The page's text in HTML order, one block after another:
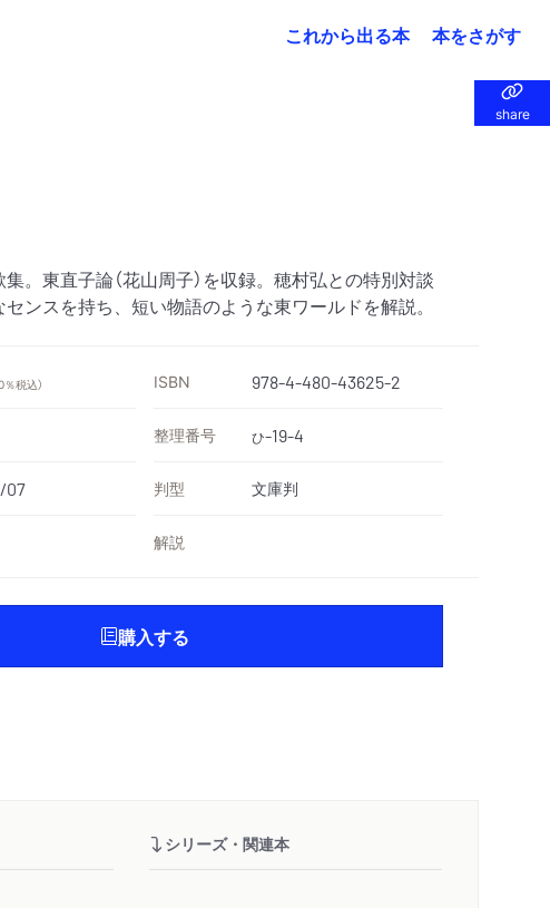
これから出る本 本をさがす
share
share
。東直子論（花山周子）を収録。穂村弘との特別対談
ンスを持ち、短い物語のような東ワールドを解説。
％税込） ISBN 978-4-480-43625-2
整理番号 ひ-19-4
07 判型 文庫判
解説
購入する
シリーズ・関連本